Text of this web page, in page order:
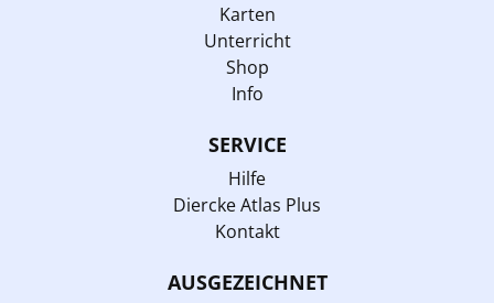
Karten
Unterricht
Shop
Info
SERVICE
Hilfe
Diercke Atlas Plus
Kontakt
AUSGEZEICHNET